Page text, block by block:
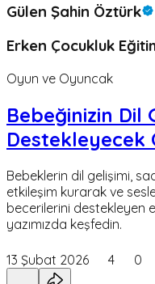
Gülen Şahin Öztürk
Erken Çocukluk
Oyun ve Oyuncak
Bebeğinizin Dil
Destekleyecek
Bebeklerin dil gelişimi,
etkileşim kurarak ve
becerilerini destekleyen
yazımızda keşfedin.
13 Şubat 2026 4 0